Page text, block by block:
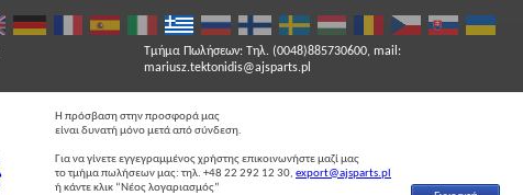
Τμήμα Πωλήσεων: Τηλ. (0048)885730600, mail:
mariusz.tektonidis@ajsparts.pl
Η πρόσβαση στην προσφορά μας
είναι δυνατή μόνο μετά από σύνδεση.
Για να γίνετε εγγεγραμμένος χρήστης επικοινωνήστε μαζί μας
το τμήμα πωλήσεων μας: τηλ. +48 22 292 12 30, export@ajsparts.pl
ή κάντε κλικ “Νέος λογαριασμός”